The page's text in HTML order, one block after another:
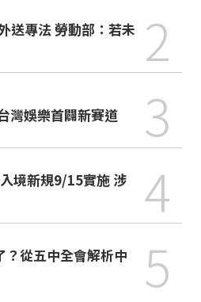
送專法 勞動部：若未 2
灣娛樂首闢新賽道 3
境新規9/15實施 涉
4
5